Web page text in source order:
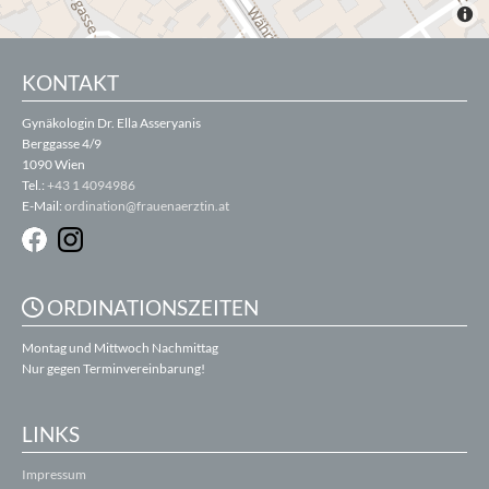
KONTAKT
Gynäkologin Dr. Ella Asseryanis
Berggasse 4/9
1090 Wien
Tel.: +43 1 4094986
E-Mail: ordination@frauenaerztin.at
ORDINATIONSZEITEN
Montag und Mittwoch Nachmittag
Nur gegen Terminvereinbarung!
LINKS
Impressum